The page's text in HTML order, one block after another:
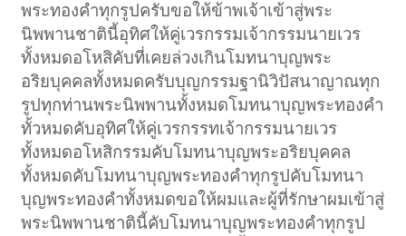
พระทองคำทุกรูปครับขอให้ข้าพเจ้าเข้าสู่พระ
นิพพานชาตินี้อุทิศให้คู่เวรกรรมเจ้ากรรมนายเวร
ทั้งหมดอโหสิคับที่เคยล่วงเกินโมทนาบุญพระ
อริยบุคคลทั้งหมดครับบุญกรรมฐานิวิปัสนาญาณทุก
รูปทุกท่านพระนิพพานทั้งหมดโมทนาบุญพระทองคำ
ทั้วหมดคับอุทิศให้คู่เวรกรรทเจ้ากรรมนายเวร
ทั้งหมดอโหสิกรรมคับโมทนาบุญพระอริยบุคคล
ทั้งหมดคับโมทนาบุญพระทองคำทุกรูปคับโมทนา
บุญพระทองคำทั้งหมดขอให้ผมและผู้ที่รักษาผมเข้าสู่
พระนิพพานชาตินี้คับโมทนาบุญพระทองคำทุกรูป